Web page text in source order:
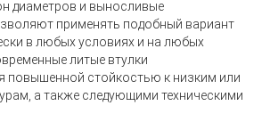
диаметров и выносливые
применять подобный вариант
в любых условиях и на любых
литые втулки
повышенной стойкостью к низким или
а также следующими техническими